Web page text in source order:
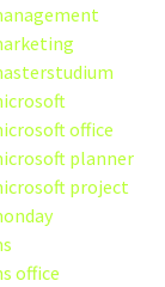
office
planner
project
office